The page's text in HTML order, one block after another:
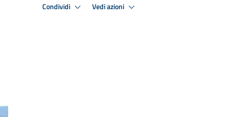
Condividi Vedi azioni